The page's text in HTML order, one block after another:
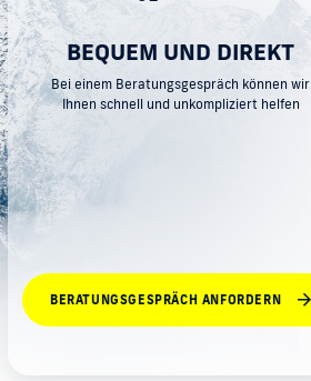
BEQUEM UND DIREKT
Bei einem Beratungsgespräch können wir
Ihnen schnell und unkompliziert helfen
BERATUNGSGESPRÄCH ANFORDERN